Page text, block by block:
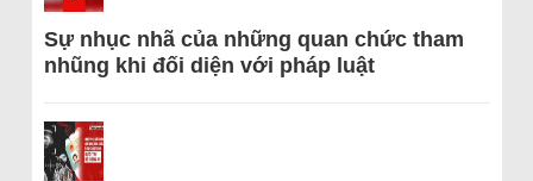
Sự nhục nhã của những quan chức tham
nhũng khi đối diện với pháp luật